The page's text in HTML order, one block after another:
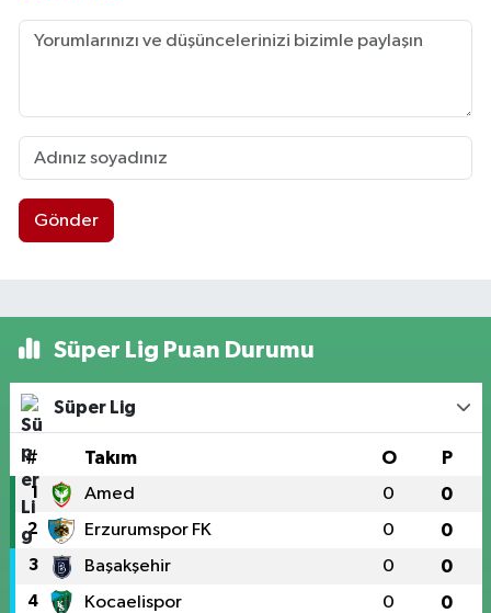
Gönder
Süper Lig Puan Durumu
Süper Lig
# Takım O P
1 Amed 0 0
2 Erzurumspor FK 0 0
3 Başakşehir 0 0
4 Kocaelispor 0 0